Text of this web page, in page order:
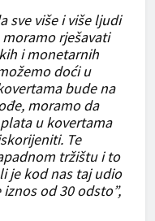
sve više i više ljudi
rješavati
i monetarnih
doći u
bude na
moramo da
u kovertama
Te
tržištu i to
je kod nas taj udio
od 30 odsto”,